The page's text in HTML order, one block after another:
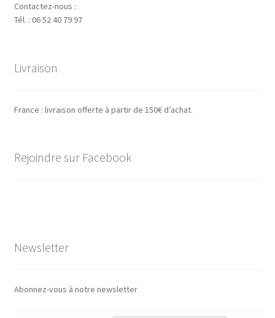
du
Contactez-nous :
Tél. : 06 52 40 79 97
Livraison
France : livraison offerte à partir de 150€ d’achat.
Rejoindre sur Facebook
Newsletter
Abonnez-vous à notre newsletter